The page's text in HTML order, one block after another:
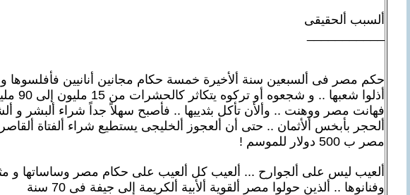
ألسبب ألحقيقى
حكم مصر فى ألسبعين سنة ألأخيرة خمسة حكام مجانين أنانيين فأفلسوها و
أذلوا شعبها .. و شجعوه
فهانت مصر ووهنت .. وألأن تأكل بثدييها .. فأصبح سهلاً جداً شراء ألبشر و
ألحجر بأبخس ألأثمان .. حتى أن ألعجوز ألخليجى يستطيع شراء ألفتاة
مصر ب 500 دولار للموسم !
ألعيب ليس على ألجوارح ... ألعيب كل ألعيب على حكام مصر وساساتها و
وفنانوها .. ألذين حولوا مصر ألقوية ألأبية ألكريمة إلى جيفة فى 70 سنة